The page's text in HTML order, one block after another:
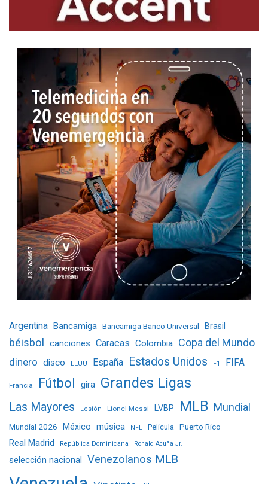
Argentina Bancamiga Bancamiga Banco Universal Brasil
béisbol canciones Caracas Colombia Copa del Mundo
dinero disco EEUU España Estados Unidos F1 FIFA
Francia Fútbol gira Grandes Ligas
Las Mayores Lesión Lionel Messi LVBP MLB Mundial
Mundial 2026 México música NFL Película Puerto Rico
Real Madrid República Dominicana Ronald Acuña Jr.
selección nacional Venezolanos MLB